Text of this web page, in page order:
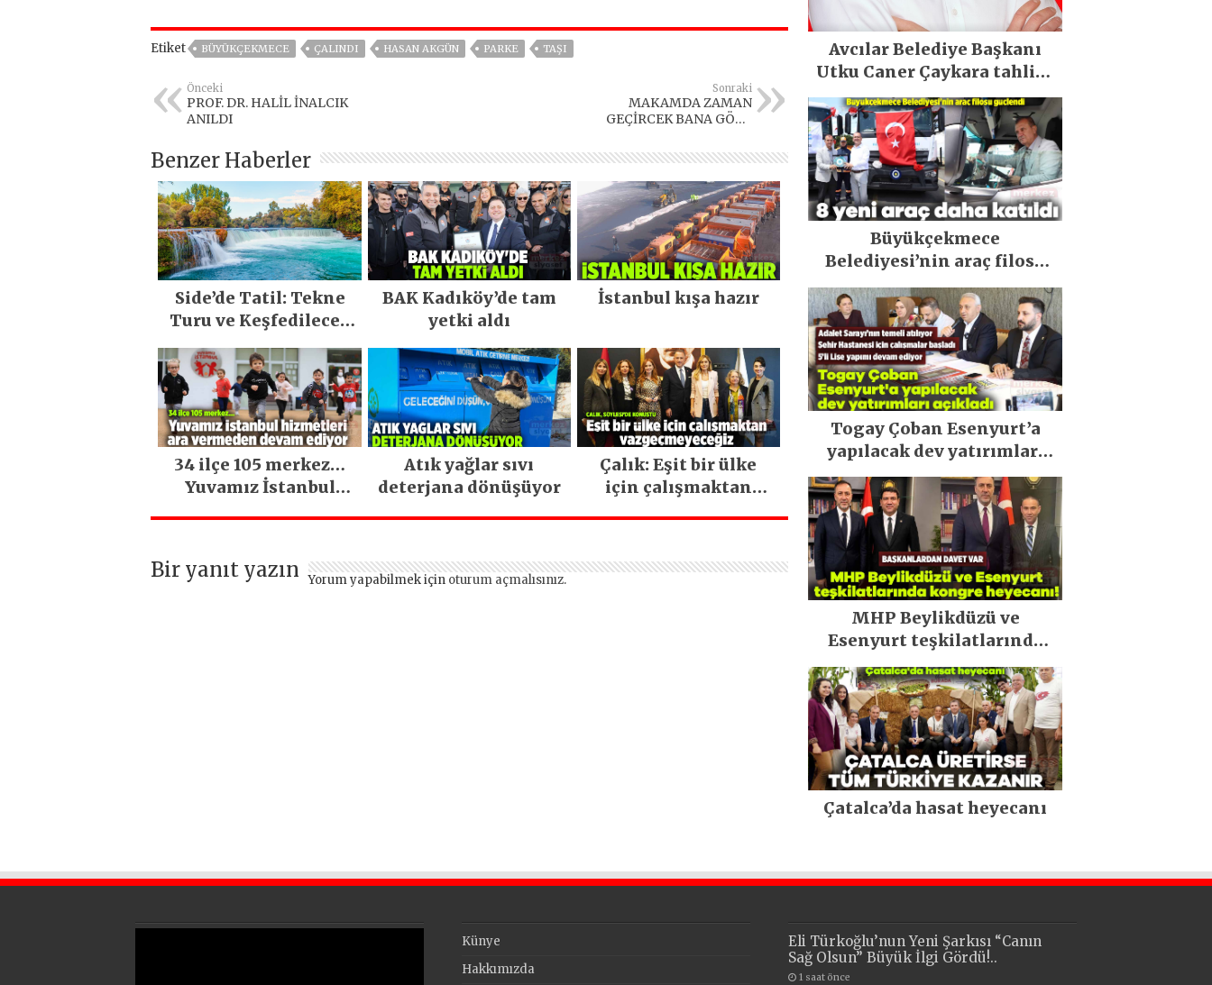
Etiket BÜYÜKÇEKMECE ÇALINDI HASAN AKGÜN PARKE TAŞI
Önceki
PROF. DR. HALİL İNALCIK
ANILDI
Sonraki
MAKAMDA ZAMAN
GEÇİRCEK BANA GÖRE
Benzer Haberler
Side’de Tatil: Tekne
Turu ve Keşfedilecek
BAK Kadıköy’de tam
yetki aldı
İstanbul kışa hazır
34 ilçe 105 merkez…
Yuvamız İstanbul
Atık yağlar sıvı
deterjana dönüşüyor
Çalık: Eşit bir ülke
için çalışmaktan
Bir yanıt yazın Yorum yapabilmek için oturum açmalısınız.
Avcılar Belediye Başkanı
Utku Caner Çaykara tahliye
edildi
Büyükçekmece
Belediyesi’nin araç filosu
güçlendi
Togay Çoban Esenyurt’a
yapılacak dev yatırımları
açıkladı
MHP Beylikdüzü ve
Esenyurt teşkilatlarında
kongre heyecanı!
Çatalca’da hasat heyecanı
Künye
Hakkımızda
Eli Türkoğlu’nun Yeni Şarkısı “Canın
Sağ Olsun” Büyük İlgi Gördü!..
1 saat önce